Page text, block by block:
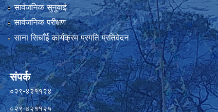
सार्वजनिक सुनुवाई
सार्वजनिक परीक्षण
साना सिचाँई कार्यक्रम प्रगति प्रतिवेदन
संपर्क
०२९-४२११२४
०२९-४२११२५